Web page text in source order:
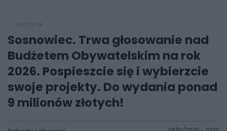
Sosnowiec. Trwa głosowanie nad
Budżetem Obywatelskim na rok
2026. Pospieszcie się i wybierzcie
swoje projekty. Do wydania ponad
9 milionów złotych!